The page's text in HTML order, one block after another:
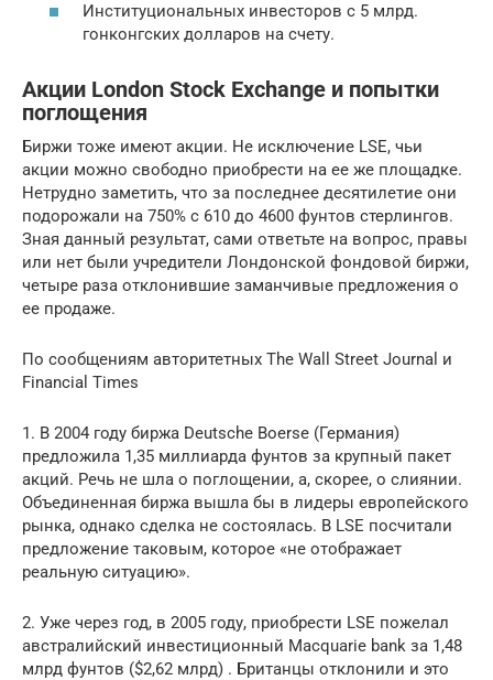
Институциональных инвесторов с 5 млрд.
гонконгских долларов на счету.
Акции London Stock Exchange и попытки
поглощения
Биржи тоже имеют акции. Не исключение LSE, чьи
акции можно свободно приобрести на ее же площадке.
Нетрудно заметить, что за последнее десятилетие они
подорожали на 750% с 610 до 4600 фунтов стерлингов.
Зная данный результат, сами ответьте на вопрос, правы
или нет были учредители Лондонской фондовой биржи,
четыре раза отклонившие заманчивые предложения о
ее продаже.
По сообщениям авторитетных The Wall Street Journal и
Financial Times
1. В 2004 году биржа Deutsche Boerse (Германия)
предложила 1,35 миллиарда фунтов за крупный пакет
акций. Речь не шла о поглощении, а, скорее, о слиянии.
Объединенная биржа вышла бы в лидеры европейского
рынка, однако сделка не состоялась. В LSE посчитали
предложение таковым, которое «не отображает
реальную ситуацию».
2. Уже через год, в 2005 году, приобрести LSE пожелал
австралийский инвестиционный Macquarie bank за 1,48
млрд фунтов ($2,62 млрд) . Британцы отклонили и это